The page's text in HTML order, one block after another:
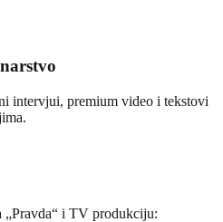
intervjui, premium video i tekstovi
„Pravda“ i TV produkciju: